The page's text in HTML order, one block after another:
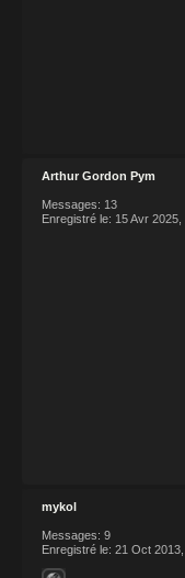
Arthur Gordon Pym
Messages: 13
Enregistré le: 15 Avr 2025,
mykol
Messages: 9
Enregistré le: 21 Oct